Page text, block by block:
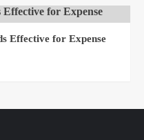
Effective for Expense